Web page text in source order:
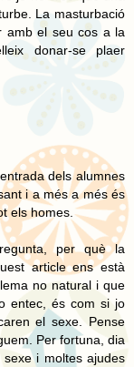
La masturbació
amb el seu cos a la
donar-se plaer
dels alumnes
i a més a més és
els homes.
per què la
article ens està
no natural i que
entec, és com si jo
el sexe. Pense
Per fortuna, dia
i moltes ajudes